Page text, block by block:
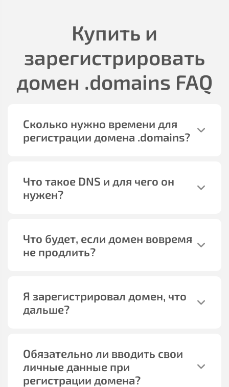
Купить и
зарегистрировать
домен .domains FAQ
Сколько нужно времени для
регистрации домена .domains?
Что такое DNS и для чего он
нужен?
Что будет, если домен вовремя
не продлить?
Я зарегистрировал домен, что
дальше?
Обязательно ли вводить свои
личные данные при
регистрации домена?